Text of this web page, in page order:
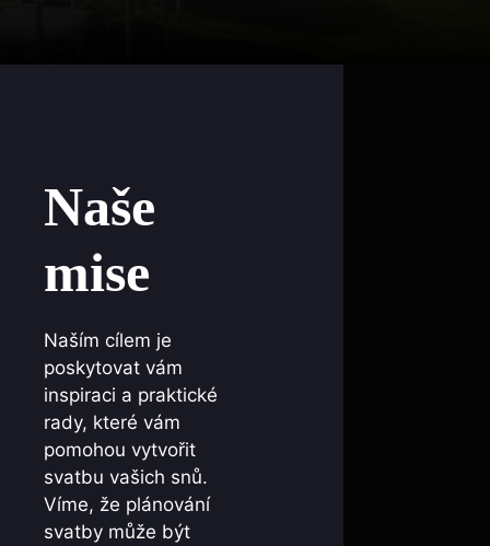
Naše
mise
Naším cílem je
poskytovat vám
inspiraci a praktické
rady, které vám
pomohou vytvořit
svatbu vašich snů.
Víme, že plánování
svatby může být